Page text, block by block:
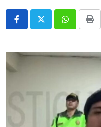
WhatsappPrint